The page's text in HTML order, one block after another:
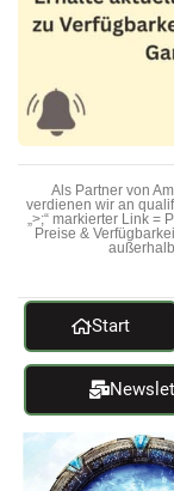
Als Partner von
verdienen wir an
„>;“ markierter Link =
Preise &
Start